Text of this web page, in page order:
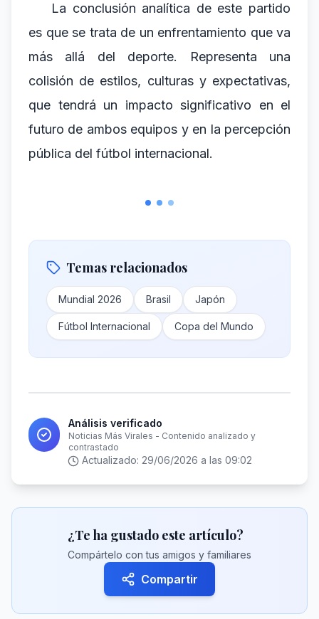
La conclusión analítica de este partido
es que se trata de un enfrentamiento que va
más allá del deporte. Representa una
colisión de estilos, culturas y expectativas,
que tendrá un impacto significativo en el
futuro de ambos equipos y en la percepción
pública del fútbol internacional.
Temas relacionados
Mundial 2026 Brasil Japón
Fútbol Internacional Copa del Mundo
Análisis verificado
Noticias Más Virales - Contenido analizado y
contrastado
Actualizado: 29/06/2026 a las 09:02
¿Te ha gustado este artículo?
Compártelo con tus amigos y familiares
Compartir